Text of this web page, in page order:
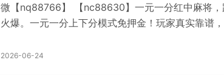
微【nq88766】 【nc88630】一元一分红中麻将
火爆。一元一分上下分模式免押金！玩家真实靠谱，
元，二元任选,全天二十四小时不熄火。
2026-06-24